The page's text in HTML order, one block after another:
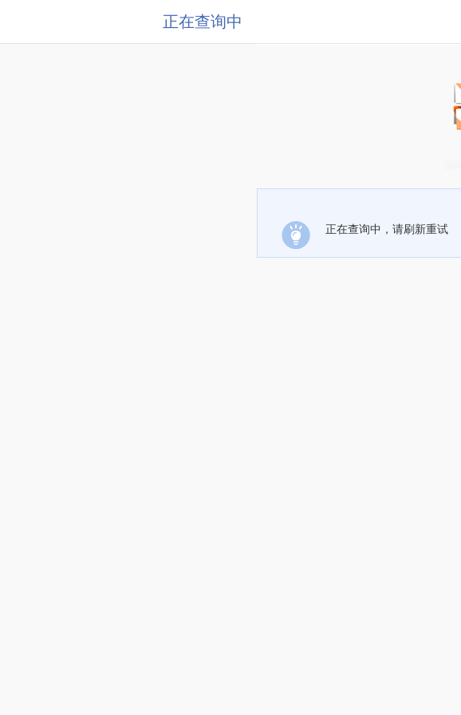
正在查询中
正在查询中，请刷新重试